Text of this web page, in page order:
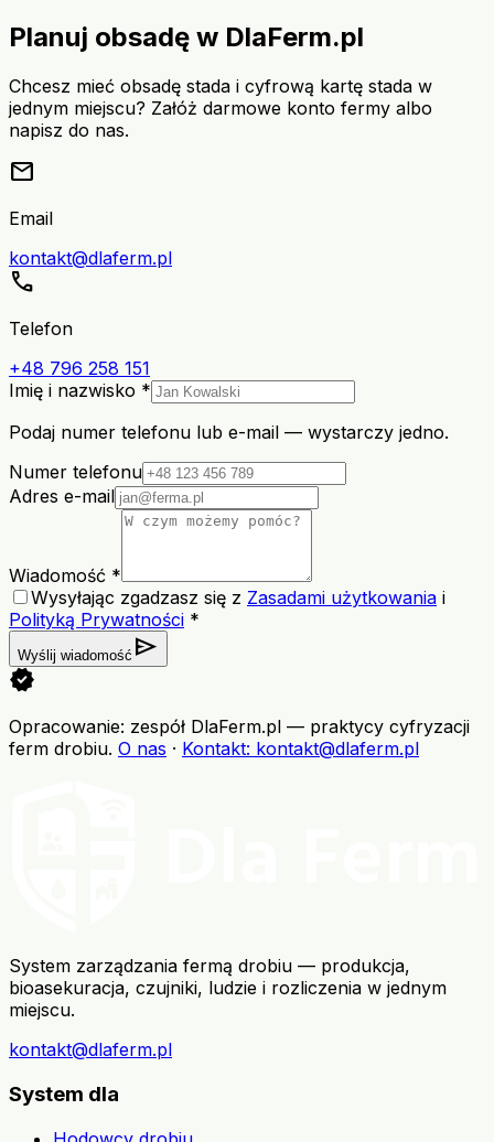
Planuj obsadę w DlaFerm.pl
Chcesz mieć obsadę stada i cyfrową kartę stada w
jednym miejscu? Załóż darmowe konto fermy albo
napisz do nas.
mail
Email
kontakt@dlaferm.pl
call
Telefon
+48 796 258 151
Imię i nazwisko *
Podaj numer telefonu lub e-mail — wystarczy jedno.
Numer telefonu
Adres e-mail
Wiadomość *
Wysyłając zgadzasz się z Zasadami użytkowania i
Polityką Prywatności *
Wyślij wiadomość send
verified
Opracowanie: zespół DlaFerm.pl — praktycy cyfryzacji
ferm drobiu. O nas · Kontakt: kontakt@dlaferm.pl
System zarządzania fermą drobiu — produkcja,
bioasekuracja, czujniki, ludzie i rozliczenia w jednym
miejscu.
kontakt@dlaferm.pl
System dla